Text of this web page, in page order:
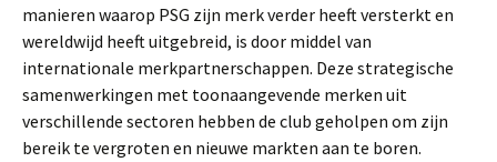
manieren waarop PSG zijn merk verder heeft versterkt en
wereldwijd heeft uitgebreid, is door middel van
internationale merkpartnerschappen. Deze strategische
samenwerkingen met toonaangevende merken uit
verschillende sectoren hebben de club geholpen om zijn
bereik te vergroten en nieuwe markten aan te boren.